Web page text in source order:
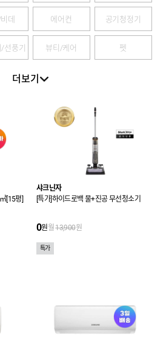
데 에어컨 공기청정기
선풍기 뷰티/케어 펫
머신 기타 주방가전
가습기
관 1인 가전테마관
더보기
[15평]
샤크닌자
[특가]하이드로백 물+진공 무선청소기
0원월13,900원
특가